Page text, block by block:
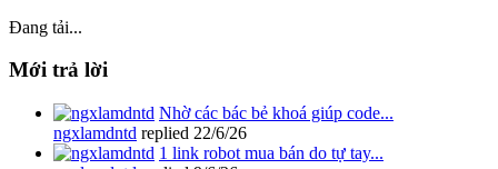
Đang tải...
Mới trả lời
Nhờ các bác bẻ khoá giúp code...
ngxlamdntd replied 22/6/26
1 link robot mua bán do tự tay...